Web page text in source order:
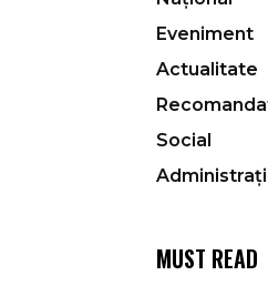
Eveniment
Actualitate
Social
MUST READ